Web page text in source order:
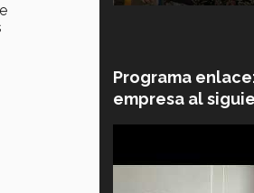
Programa
empresa al